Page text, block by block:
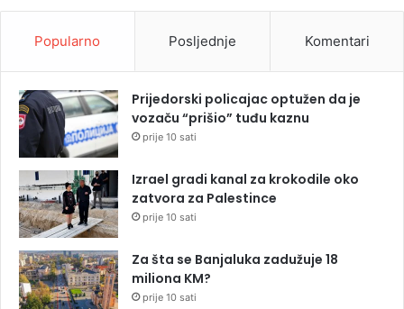
Popularno Posljednje Komentari
Prijedorski policajac optužen da je
vozaču “prišio” tuđu kaznu
prije 10 sati
Izrael gradi kanal za krokodile oko
zatvora za Palestince
prije 10 sati
Za šta se Banjaluka zadužuje 18
miliona KM?
prije 10 sati